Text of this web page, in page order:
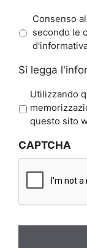
Consenso
secondo le
Si legga
r
a
c
*
Utilizzando
questo sito
CAPTCHA